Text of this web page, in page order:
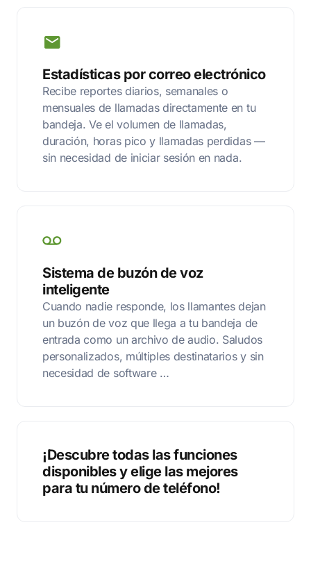
Estadísticas por correo electrónico
Recibe reportes diarios, semanales o
mensuales de llamadas directamente en tu
bandeja. Ve el volumen de llamadas,
duración, horas pico y llamadas perdidas —
sin necesidad de iniciar sesión en nada.
Sistema de buzón de voz
inteligente
Cuando nadie responde, los llamantes dejan
un buzón de voz que llega a tu bandeja de
entrada como un archivo de audio. Saludos
personalizados, múltiples destinatarios y sin
necesidad de software …
¡Descubre todas las funciones
disponibles y elige las mejores
para tu número de teléfono!